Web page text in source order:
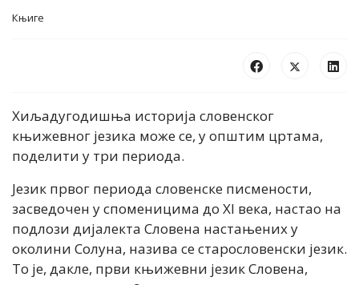
Књиге
Хиљадугодишња историја словенског
књижевног језика може се, у општим цртама,
поделити у три периода.
Језик првог периода словенске писмености,
засведочен у споменицима до XI века, настао на
подлози дијалекта Словена настањених у
околини Солуна, назива се старословенски језик.
То је, дакле, први књижевни језик Словена,